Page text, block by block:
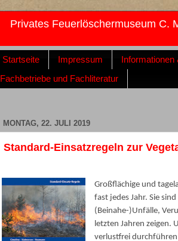
Privates Feuerlöschermuseum C.
Startseite Impressum Informationen
Fachbetriebe und Fachliteratur
MONTAG, 22. JULI 2019
Standard-Einsatzregeln zur
Großflächige und
fast jedes Jahr. Sie
(Beinahe-)Unfälle,
letzten Jahren zeigen.
verlustfrei durchführen